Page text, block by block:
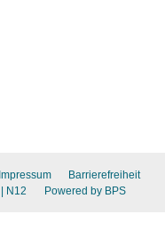
Impressum
Barrierefreiheit
| N12 Powered by BPS